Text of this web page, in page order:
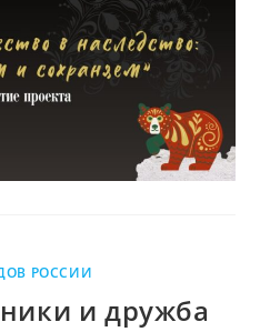
РОССИИ
и дружба